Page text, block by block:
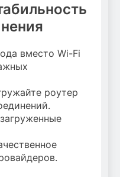
вместо Wi-Fi
роутер